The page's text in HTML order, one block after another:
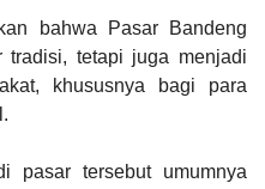
bahwa Pasar Bandeng
tradisi, tetapi juga menjadi
khususnya bagi para
pasar tersebut umumnya